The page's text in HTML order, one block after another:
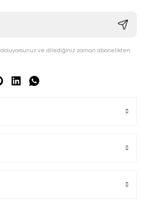
ve dilediğiniz zaman abonelikten